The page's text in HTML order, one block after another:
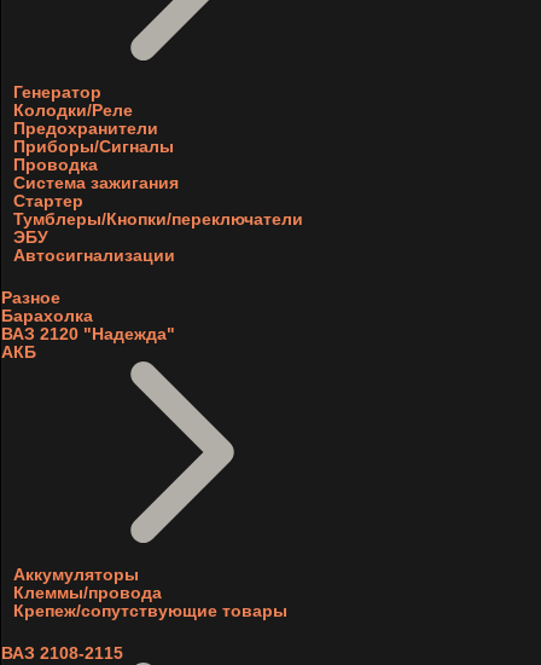
Генератор
Колодки/Реле
Предохранители
Приборы/Сигналы
Проводка
Система зажигания
Стартер
Тумблеры/Кнопки/переключатели
ЭБУ
Автосигнализации
Разное
Барахолка
ВАЗ 2120 "Надежда"
АКБ
Аккумуляторы
Клеммы/провода
Крепеж/сопутствующие товары
ВАЗ 2108-2115